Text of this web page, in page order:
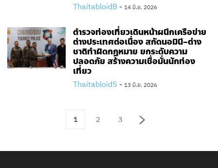
ThaitabloidB - 14 มิ.ย. 2026
ตำรวจท่องเที่ยวเดินหน้าผนึกเครือข่าย
ต่างประเทศต่อเนื่อง สกัดนอมินี–ต่าง
ชาติทำผิดกฎหมาย ยกระดับความ
ปลอดภัย สร้างความเชื่อมั่นนักท่อง
เที่ยว
Thaitabloid5 - 13 มิ.ย. 2026
1 2 3